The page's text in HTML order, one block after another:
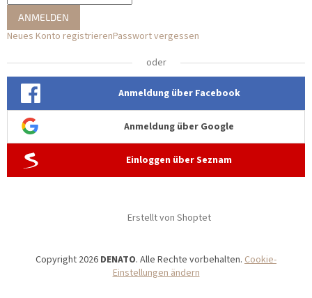
ANMELDEN
Neues Konto registrierenPasswort vergessen
oder
Anmeldung über Facebook
Anmeldung über Google
Einloggen über Seznam
Erstellt von Shoptet
Copyright 2026 DENATO. Alle Rechte vorbehalten. Cookie-
Einstellungen ändern